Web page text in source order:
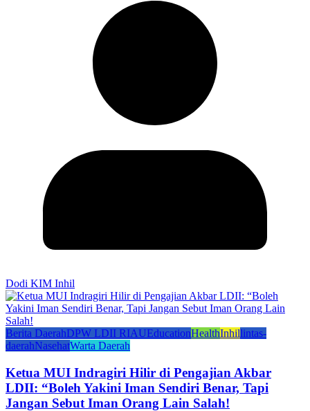
Dodi KIM Inhil
Berita DaerahDPW LDII RIAUEducationHealthInhillintas-
daerahNasehatWarta Daerah
Ketua MUI Indragiri Hilir di Pengajian Akbar
LDII: “Boleh Yakini Iman Sendiri Benar, Tapi
Jangan Sebut Iman Orang Lain Salah!